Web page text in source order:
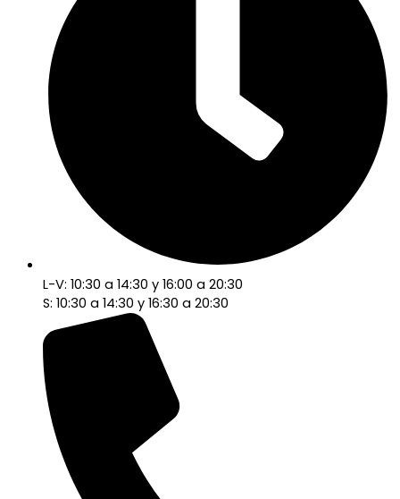
L-V: 10:30 a 14:30 y 16:00 a 20:30
S: 10:30 a 14:30 y 16:30 a 20:30